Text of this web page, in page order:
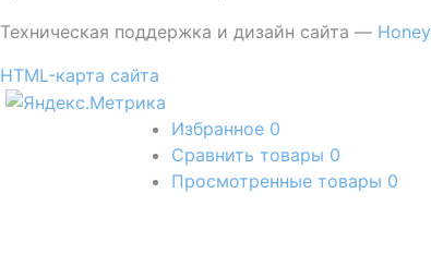
Техническая поддержка и дизайн сайта —
HTML-карта сайта
Избранное 0
Сравнить товары 0
Просмотренные товары 0